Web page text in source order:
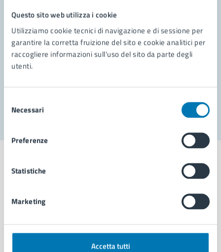
Questo sito web utilizza i cookie
Utilizziamo cookie tecnici di navigazione e di sessione per
garantire la corretta fruizione del sito e cookie analitici per
raccogliere informazioni sull'uso del sito da parte degli
utenti.
delNecessari
Preferenze
Statistiche
Marketing
Accetta tutti
Leggi le domande frequenti
Richiedi assistenza
Prenota appuntamento